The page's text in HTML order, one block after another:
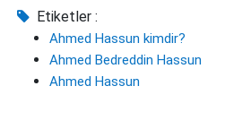
Etiketler :
Ahmed Hassun kimdir?
Ahmed Bedreddin Hassun
Ahmed Hassun